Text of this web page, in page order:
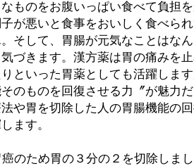
ものをお腹いっぱい食べて負担
が悪いと食事をおいしく食べら
そして、胃腸が元気なことはな
づきます。漢方薬は胃の痛みを
といった胃薬としても活躍しま
のものを回復させる力〞が魅力
や胃を切除した人の胃腸機能の
ます。
のため胃の３分の２を切除しま